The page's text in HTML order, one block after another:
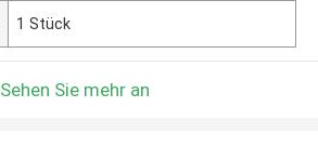
1 Stück
Sehen Sie mehr an